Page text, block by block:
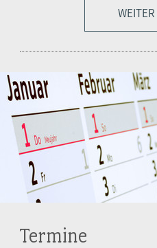
WEITER
Termine